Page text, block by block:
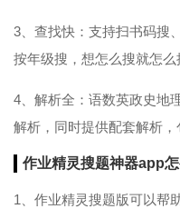
3、查找快：支持扫书码搜
按年级搜，想怎么搜就怎么
4、解析全：语数英政史地
解析，同时提供配套解析，
作业精灵搜题神器app
1、作业精灵搜题版可以帮